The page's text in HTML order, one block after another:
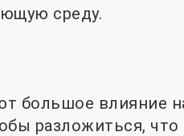
среду.
большое влияние
разложиться,